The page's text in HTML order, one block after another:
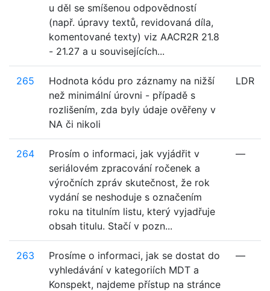
u děl se smíšenou odpovědností
(např. úpravy textů, revidovaná díla,
komentované texty) viz AACR2R 21.8
- 21.27 a u souvisejících...
265
Hodnota kódu pro záznamy na nižší
než minimální úrovni - případě s
rozlišením, zda byly údaje ověřeny v
NA či nikoli
LDR
264
Prosím o informaci, jak vyjádřit v
seriálovém zpracování ročenek a
výročních zpráv skutečnost, že rok
vydání se neshoduje s označením
roku na titulním listu, který vyjadřuje
obsah titulu. Stačí v pozn...
—
263
Prosíme o informaci, jak se dostat do
vyhledávání v kategoriích MDT a
Konspekt, najdeme přístup na stránce
—